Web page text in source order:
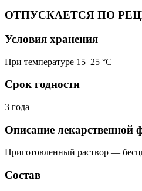
ОТПУСКАЕТСЯ ПО
Условия хранения
При температуре 15–25 °C
Срок годности
3 года
Описание лекарственной
Приготовленный раствор —
Состав